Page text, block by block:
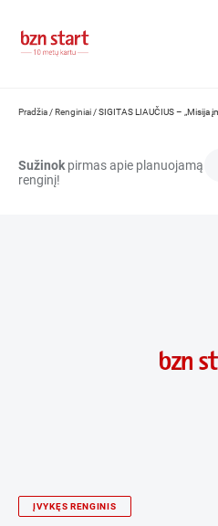
Pradžia /Renginiai /SIGITAS LIAUČIUS – „Misija
Sužinok pirmas apie planuojamą
renginį!
ĮVYKĘS RENGINIS